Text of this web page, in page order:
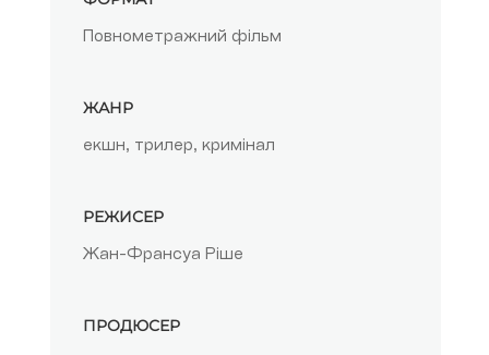
Повнометражний фільм
ЖАНР
екшн, трилер, кримінал
РЕЖИСЕР
Жан-Франсуа Ріше
ПРОДЮСЕР